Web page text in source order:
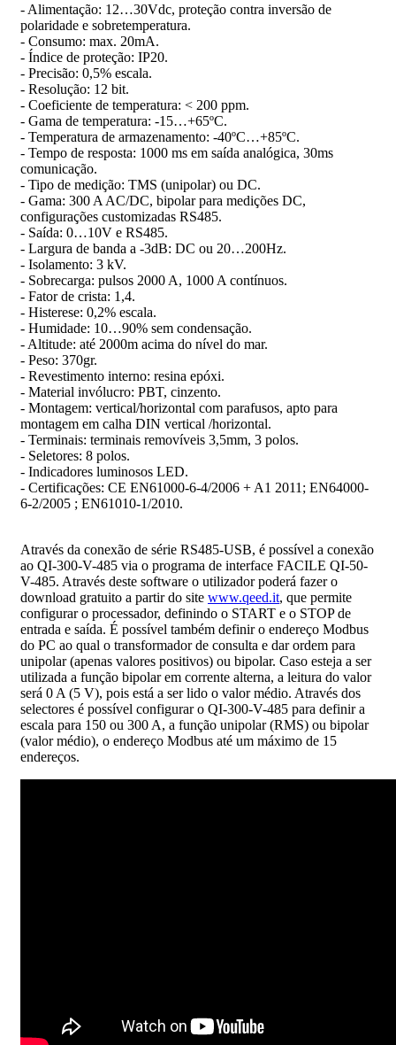
- Alimentação: 12…30Vdc, proteção contra inversão de
polaridade e sobretemperatura.
- Consumo: max. 20mA.
- Índice de proteção: IP20.
- Precisão: 0,5% escala.
- Resolução: 12 bit.
- Coeficiente de temperatura: < 200 ppm.
- Gama de temperatura: -15…+65ºC.
- Temperatura de armazenamento: -40ºC…+85ºC.
- Tempo de resposta: 1000 ms em saída analógica, 30ms
comunicação.
- Tipo de medição: TMS (unipolar) ou DC.
- Gama: 300 A AC/DC, bipolar para medições DC,
configurações customizadas RS485.
- Saída: 0…10V e RS485.
- Largura de banda a -3dB: DC ou 20…200Hz.
- Isolamento: 3 kV.
- Sobrecarga: pulsos 2000 A, 1000 A contínuos.
- Fator de crista: 1,4.
- Histerese: 0,2% escala.
- Humidade: 10…90% sem condensação.
- Altitude: até 2000m acima do nível do mar.
- Peso: 370gr.
- Revestimento interno: resina epóxi.
- Material invólucro: PBT, cinzento.
- Montagem: vertical/horizontal com parafusos, apto para
montagem em calha DIN vertical /horizontal.
- Terminais: terminais removíveis 3,5mm, 3 polos.
- Seletores: 8 polos.
- Indicadores luminosos LED.
- Certificações: CE EN61000-6-4/2006 + A1 2011; EN64000-
6-2/2005 ; EN61010-1/2010.
Através da conexão de série RS485-USB, é possível a conexão
ao QI-300-V-485 via o programa de interface FACILE QI-50-
V-485. Através deste software o utilizador poderá fazer o
download gratuito a partir do site www.qeed.it, que permite
configurar o processador, definindo o START e o STOP de
entrada e saída. É possível também definir o endereço Modbus
do PC ao qual o transformador de consulta e dar ordem para
unipolar (apenas valores positivos) ou bipolar. Caso esteja a ser
utilizada a função bipolar em corrente alterna, a leitura do valor
será 0 A (5 V), pois está a ser lido o valor médio. Através dos
selectores é possível configurar o QI-300-V-485 para definir a
escala para 150 ou 300 A, a função unipolar (RMS) ou bipolar
(valor médio), o endereço Modbus até um máximo de 15
endereços.